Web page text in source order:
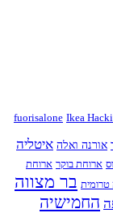
fuorisalone Ikea
אורנה ואלה איטליה
ארוחת בוקר ארוחת
בר מצווה
החמישיה